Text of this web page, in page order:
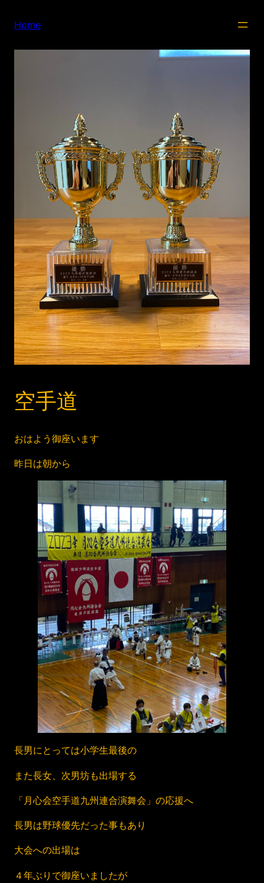
Home
空手道
おはよう御座います
昨日は朝から
長男にとっては小学生最後の
また長女、次男坊も出場する
「月心会空手道九州連合演舞会」の応援へ
長男は野球優先だった事もあり
大会への出場は
４年ぶりで御座いましたが